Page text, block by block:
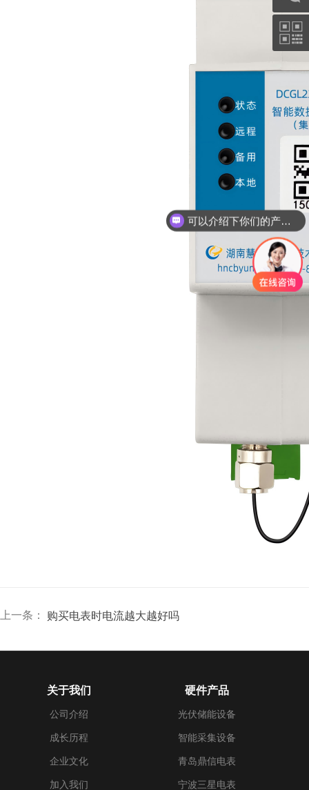
上一条： 购买电表时电流越大越好吗
宁波三星DDZY188-Z型4G通讯智
关于我们
公司介绍
成长历程
企业文化
加入我们
硬件产品
光伏储能设备
智能采集设备
青岛鼎信电表
宁波三星电表
可以介绍下你们的产品么？